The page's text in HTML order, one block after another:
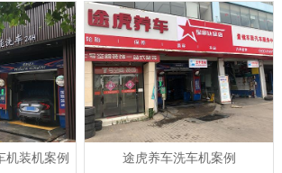
机装机案例 途虎养车洗车机案例